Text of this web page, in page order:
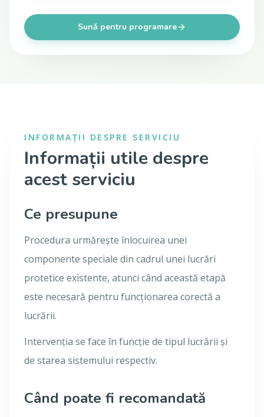
Sună pentru programare
INFORMAȚII DESPRE SERVICIU
Informații utile despre
acest serviciu
Ce presupune
Procedura urmărește înlocuirea unei
componente speciale din cadrul unei lucrări
protetice existente, atunci când această etapă
este necesară pentru funcționarea corectă a
lucrării.
Intervenția se face în funcție de tipul lucrării și
de starea sistemului respectiv.
Când poate fi recomandată